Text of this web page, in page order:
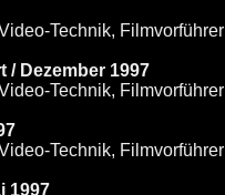
Technik, Filmvorführer
Dezember 1997
Technik, Filmvorführer
Technik, Filmvorführer
1997